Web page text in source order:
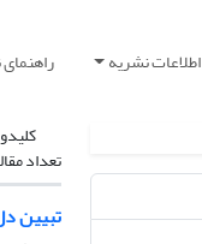
اطلاعات نشریه
تعداد
تبیین